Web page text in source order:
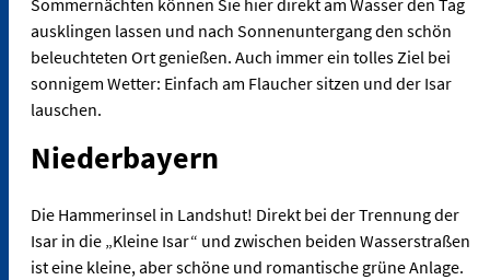
ausklingen lassen und nach Sonnenuntergang den schön
beleuchteten Ort genießen. Auch immer ein tolles Ziel bei
sonnigem Wetter: Einfach am Flaucher sitzen und der Isar
lauschen.
Niederbayern
Die Hammerinsel in Landshut! Direkt bei der Trennung der
Isar in die „Kleine Isar“ und zwischen beiden Wasserstraßen
ist eine kleine, aber schöne und romantische grüne Anlage.